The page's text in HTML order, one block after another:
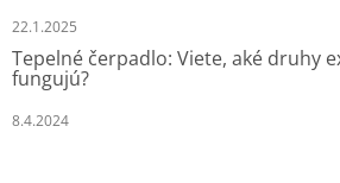
22.1.2025
Tepelné čerpadlo: Viete, aké druhy
fungujú?
8.4.2024